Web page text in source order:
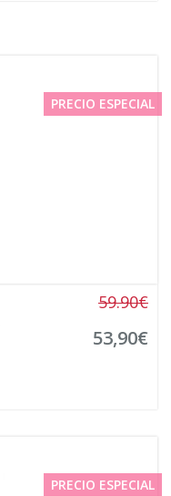
PRECIO ESPECIAL
59.90€
53,90€
PRECIO ESPECIAL